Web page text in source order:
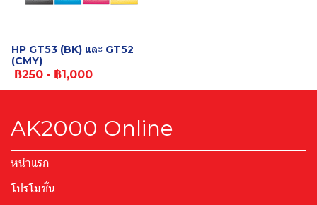
HP GT53 (BK) และ GT52
(CMY)
฿250 - ฿1,000
AK2000 Online
หน้าแรก
โปรโมชั่น